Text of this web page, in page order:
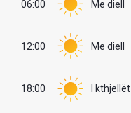
06:00 Me diell
12:00 Me diell
18:00 I kthjellët